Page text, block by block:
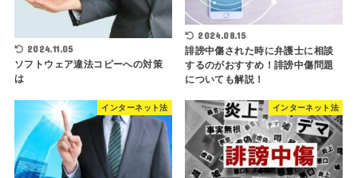
2024.11.05
ソフトウェア違法コピーへの対策
は
2024.08.15
誹謗中傷された時に弁護士に相談
するのがおすすめ！誹謗中傷問題
についても解説！
インターネット法 インターネット法